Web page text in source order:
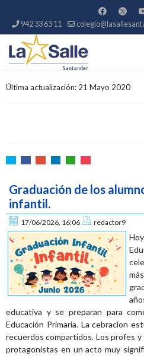
942 33 63 11
Última actualización: 21 Mayo 2020
Graduación de los
infantil.
17/06/2026, 16:06 redactor9
educativa y se preparan para
Educación Primaria. La cebracion
recuerdos compartidos. Los profes y
protagonistas en un acto muy